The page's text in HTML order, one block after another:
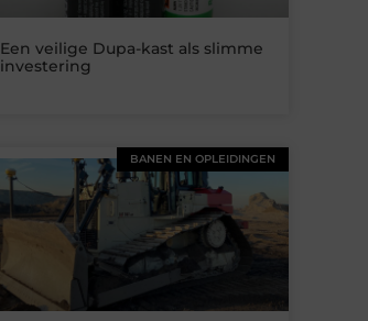
Een veilige Dupa-kast als slimme
investering
BANEN EN OPLEIDINGEN